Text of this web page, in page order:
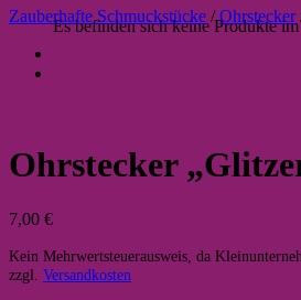
Es befinden sich keine Produkte
Zauberhafte Schmuckstücke / Ohrstecker
Ohrstecker
7,00 €
Kein Mehrwertsteuerausweis, da
zzgl. Versandkosten